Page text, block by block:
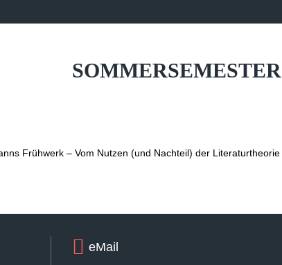
SOMMERSEMESTER
Frühwerk – Vom Nutzen (und Nachteil) der Literaturtheorie
eMail